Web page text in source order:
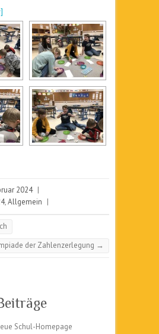
2024 |
,Allgemein |
der Zahlenzerlegung →
Schul-Homepage